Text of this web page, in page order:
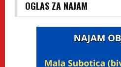
OGLAS ZA NAJAM